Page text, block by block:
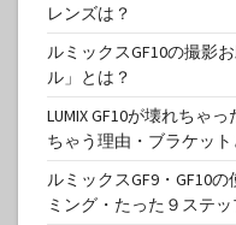
レンズは？
ルミックスGF10の撮影
ル」とは？
LUMIX GF10が壊れちゃ
ちゃう理由・ブラケッ
ルミックスGF9・GF10
ミング・たった９ステ